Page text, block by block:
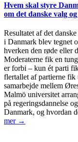
Hvem skal styre
om det danske valg
Resultatet af det
i Danmark blev tegnet
hverken den røde eller
Moderaterne fik en
er forbi – kun ét parti
flertallet af partierne fik
samarbejde mellem
Malmö universitet
på regeringsdannelse
Danmark, og hvordan
mer →